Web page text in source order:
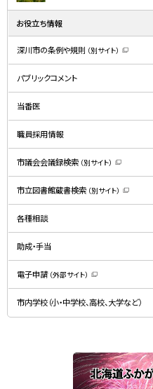
お役立ち情報
深川市の条例や規則 （別サイト）
新
ン
で
す
）
パブリックコメント
当番医
職員採用情報
市議会会議録検索 （別サイト）
新
規
ウ
ン
で
す
市立図書館蔵書検索 （別サイト）
新
ン
で
す
）
各種相談
助成・手当
電子申請 （外部サイト）
新
規
ウ
ン
開
き
ま
す
）
市内学校（小・中学校、高校、大学など）